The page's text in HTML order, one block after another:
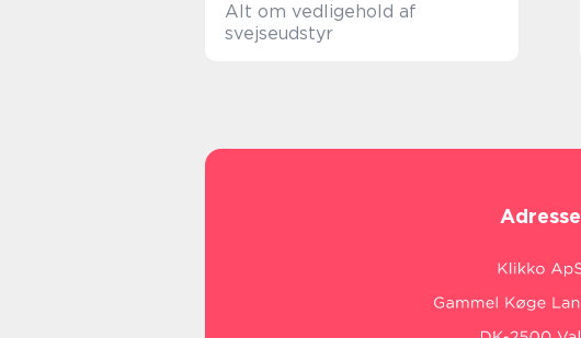
Alt om vedligehold af
svejseudstyr
Adresse